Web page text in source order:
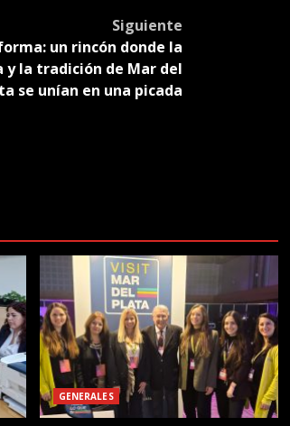
Siguiente
un rincón donde la
y la tradición de Mar del
se unían en una picada
GENERALES